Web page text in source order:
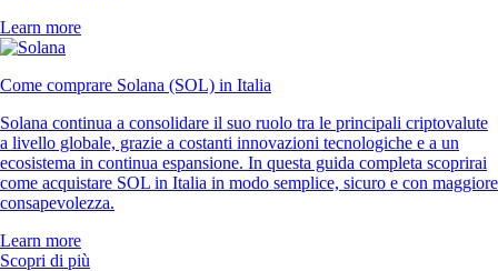
Learn more
Come comprare Solana (SOL) in Italia
Solana continua a consolidare il suo ruolo tra le principali criptovalute
a livello globale, grazie a costanti innovazioni tecnologiche e a un
ecosistema in continua espansione. In questa guida completa scoprirai
come acquistare SOL in Italia in modo semplice, sicuro e con maggiore
consapevolezza.
Learn more
Scopri di più